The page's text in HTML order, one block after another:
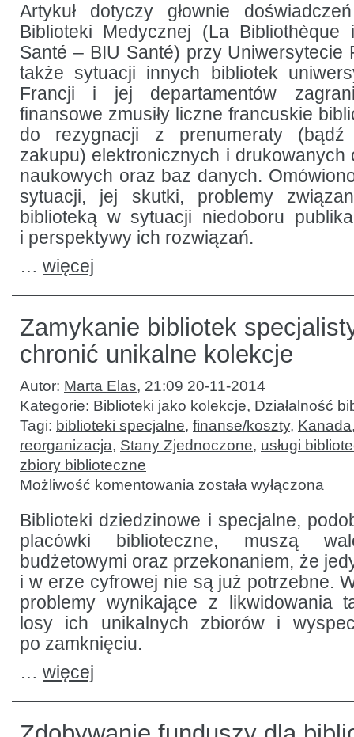
Francji
wobec
konieczności
rezygnacji
z prenumeraty
czasopism
elektronicznych
i cięć
wydatków
na gromadzenie
Artykuł dotyczy głownie
Biblioteki Medycznej (La Bibliothèque
Santé – BIU Santé) przy Uniwersytecie
także sytuacji innych bibliotek
Francji i jej departamentów
finansowe zmusiły liczne francuskie
do rezygnacji z prenumeraty (bądź
zakupu) elektronicznych i drukowanych
naukowych oraz baz danych.
sytuacji, jej skutki, problemy
biblioteką w sytuacji niedoboru
i perspektywy ich rozwiązań.
… więcej
Zamykanie bibliotek
chronić unikalne kolekcje
Autor: Marta Elas, 21:09 20-11-2014
Kategorie: Biblioteki jako kolekcje, Działalność
Tagi: biblioteki specjalne, finanse/koszty, Kanada
reorganizacja, Stany Zjednoczone, usługi
zbiory biblioteczne
Możliwość komentowania Zamykanie
bibliotek
jak
chronić
unikalne
kolekcje
została wyłączona
Biblioteki dziedzinowe i specjalne,
placówki biblioteczne, muszą
budżetowymi oraz przekonaniem, że
i w erze cyfrowej nie są już potrzebne.
problemy wynikające z likwidowania
losy ich unikalnych zbiorów i
po zamknięciu.
… więcej